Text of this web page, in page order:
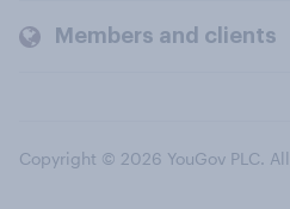
Members and clients
Copyright © 2026 YouGov PLC.